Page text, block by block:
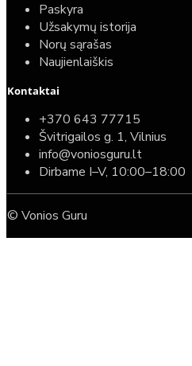
Paskyra
Užsakymų istorija
Norų sąrašas
Naujienlaiškis
Kontaktai
+370 643 77715
Švitrigailos g. 1, Vilnius
info@voniosguru.lt
Dirbame I–V, 10:00–18:00
© Vonios Guru